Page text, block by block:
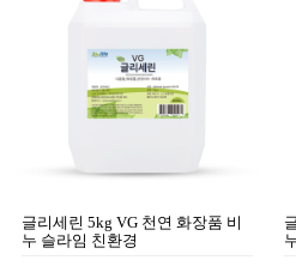
글리세린 5kg VG 천연 화장품 비
누 슬라임 친환경